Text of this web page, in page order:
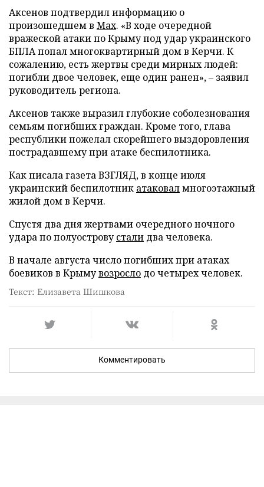
Аксенов подтвердил информацию о
произошедшем в Мах. «В ходе очередной
вражеской атаки по Крыму под удар украинского
БПЛА попал многоквартирный дом в Керчи. К
сожалению, есть жертвы среди мирных людей:
погибли двое человек, еще один ранен», – заявил
руководитель региона.
Аксенов также выразил глубокие соболезнования
семьям погибших граждан. Кроме того, глава
республики пожелал скорейшего выздоровления
пострадавшему при атаке беспилотника.
Как писала газета ВЗГЛЯД, в конце июля
украинский беспилотник атаковалмногоэтажный
жилой дом в Керчи.
Спустя два дня жертвами очередного ночного
удара по полуостровустали два человека.
В начале августа число погибших при атаках
боевиков в Крымувозросло до четырех человек.
Текст: Елизавета Шишкова
Комментировать